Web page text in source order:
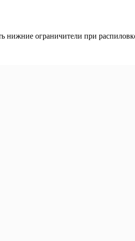
нижние ограничители при